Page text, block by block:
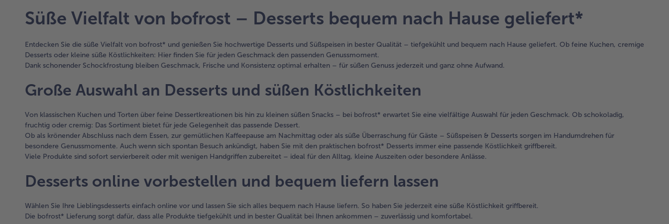
Übersicht.
Es
sich
5
Artikel
der
Liste.
Süße Vielfalt von bofrost – Desserts bequem nach Hause geliefert*
Entdecken Sie die süße Vielfalt von bofrost* und genießen Sie hochwertige Desserts und Süßspeisen in bester Qualität – tiefgekühlt und bequem nach Hause geliefert. Ob feine Kuchen, cremige
Desserts oder kleine süße Köstlichkeiten: Hier finden Sie für jeden Geschmack den passenden Genussmoment.
Dank schonender Schockfrostung bleiben Geschmack, Frische und Konsistenz optimal erhalten – für süßen Genuss jederzeit und ganz ohne Aufwand.
Große Auswahl an Desserts und süßen Köstlichkeiten
Von klassischen Kuchen und Torten über feine Dessertkreationen bis hin zu kleinen süßen Snacks – bei bofrost* erwartet Sie eine vielfältige Auswahl für jeden Geschmack. Ob schokoladig,
fruchtig oder cremig: Das Sortiment bietet für jede Gelegenheit das passende Dessert.
Ob als krönender Abschluss nach dem Essen, zur gemütlichen Kaffeepause am Nachmittag oder als süße Überraschung für Gäste – Süßspeisen & Desserts sorgen im Handumdrehen für
besondere Genussmomente. Auch wenn sich spontan Besuch ankündigt, haben Sie mit den praktischen bofrost* Desserts immer eine passende Köstlichkeit griffbereit.
Viele Produkte sind sofort servierbereit oder mit wenigen Handgriffen zubereitet – ideal für den Alltag, kleine Auszeiten oder besondere Anlässe.
Desserts online vorbestellen und bequem liefern lassen
Wählen Sie Ihre Lieblingsdesserts einfach online vor und lassen Sie sich alles bequem nach Hause liefern. So haben Sie jederzeit eine süße Köstlichkeit griffbereit.
Die bofrost* Lieferung sorgt dafür, dass alle Produkte tiefgekühlt und in bester Qualität bei Ihnen ankommen – zuverlässig und komfortabel.